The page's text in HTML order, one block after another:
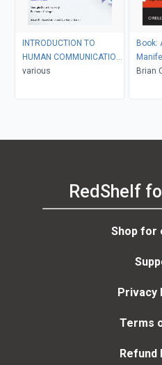
INTRODUCTION TO
HUMAN COMMUNICATION:
Georgia State University
Edition
various
Book:
Brian
RedShelf
Shop for
Privacy
Terms
Refund